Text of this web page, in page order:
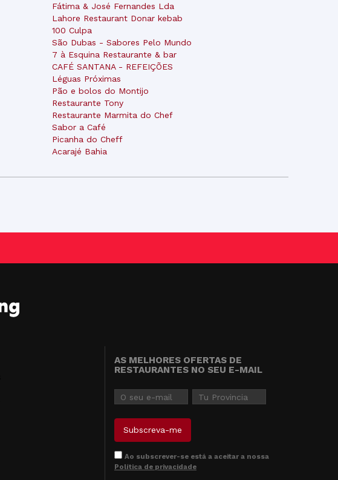
Fátima & José Fernandes Lda
Lahore Restaurant Donar kebab
100 Culpa
São Dubas - Sabores Pelo Mundo
7 à Esquina Restaurante & bar
CAFÉ SANTANA - REFEIÇÕES
Léguas Próximas
Pão e bolos do Montijo
Restaurante Tony
Restaurante Marmita do Chef
Sabor a Café
Picanha do Cheff
Acarajé Bahia
AS MELHORES OFERTAS DE
RESTAURANTES NO SEU E-MAIL
Ao subscrever-se está a aceitar a nossa
Política de privacidade